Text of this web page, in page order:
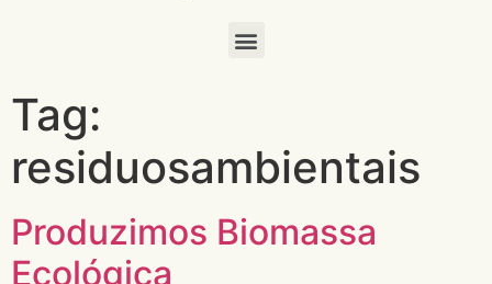
Tag:
residuosambientais
Produzimos Biomassa
Ecológica